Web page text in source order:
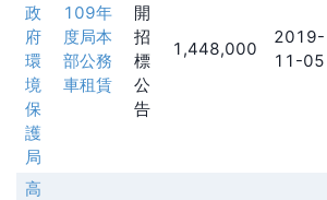
政
府
環
境
保
護
局
109年
度局本
部公務
車租賃
開
招
標
公
告
1,448,000
2019-
11-05
高